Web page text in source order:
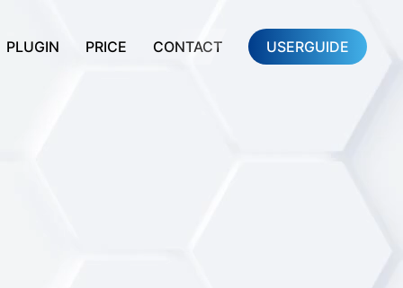
PLUGIN PRICE CONTACT USERGUIDE